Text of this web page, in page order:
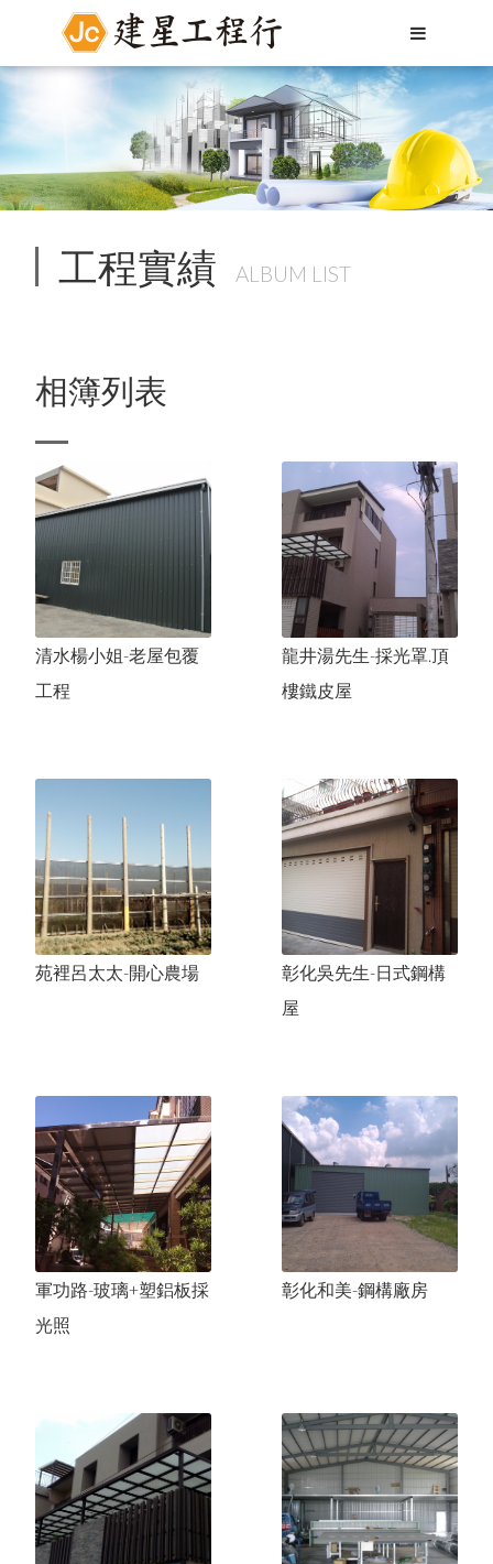
Menu
關於我們
服務項目
採光罩.玻璃屋
格柵
扶手.欄杆
門的系列
窗的系列
金屬鐵件
鍛造
工程實績
太原路-坡道扶手欄杆
太
和
路
劉
先
生
-
玻
璃
採
光
罩
.
百
葉
窗
豐原陳先生-日式鋼構屋.格柵
文心路許先生-採光罩.鍛造大門
進
化
北
路
陳
先
生
-
採
光
罩
.
庭
園
格
龍井楊先生-鋼構廠房
台灣大道許小姐-辦公室隔間
花
蓮
吉
安
(
中
源
營
造
)
-
落
地
窗
.
鍛
造
欄
杆
軍功路-玻璃+塑鋁板採光罩
松竹路巫先生-造型採光罩
彰化和美-鋼構廠房
西林巷鍾先生-鐵皮屋夾層
彰化吳先生-日式鋼構屋苑裡呂太太-開心農場
龍井湯先生-頂樓鐵皮屋
聯絡我們
Language
中文
English
日文
한국어
工程實績 ALBUM LIST
相簿列表
清水楊小姐-老屋包覆
工程
龍井湯先生-採光罩.頂
樓鐵皮屋
苑裡呂太太-開心農場
彰化吳先生-日式鋼構
屋
軍功路-玻璃+塑鋁板採
光照
彰化和美-鋼構廠房